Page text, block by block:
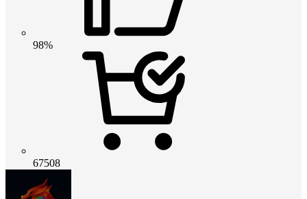
98%
67508